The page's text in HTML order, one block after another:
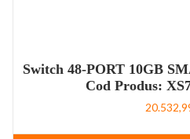
Switch 48-PORT 10GB
Cod Produs: